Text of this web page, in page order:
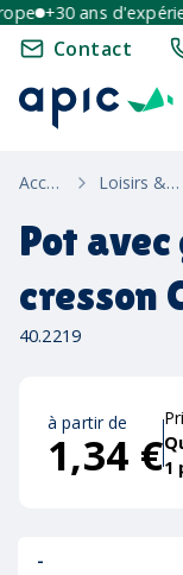
+30 ans
Contact
Accueil Loisirs & Été
Pot
cresson
40.2219
à partir de
1,34 €1
-